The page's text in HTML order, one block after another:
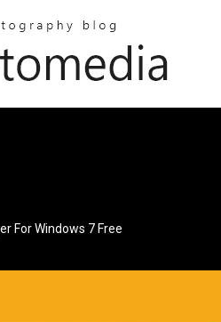
For Windows 7 Free